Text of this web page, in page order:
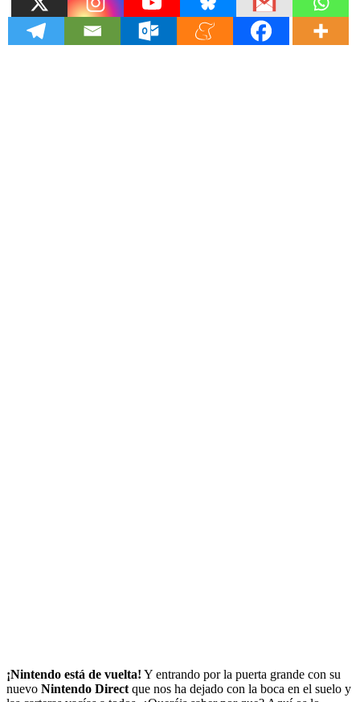
¡Nintendo está de vuelta! Y entrando por la puerta grande con su
nuevo Nintendo Direct que nos ha dejado con la boca en el suelo y